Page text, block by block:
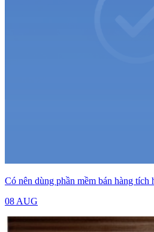
Có nên dùng phần mềm bán hàng tích
08 AUG